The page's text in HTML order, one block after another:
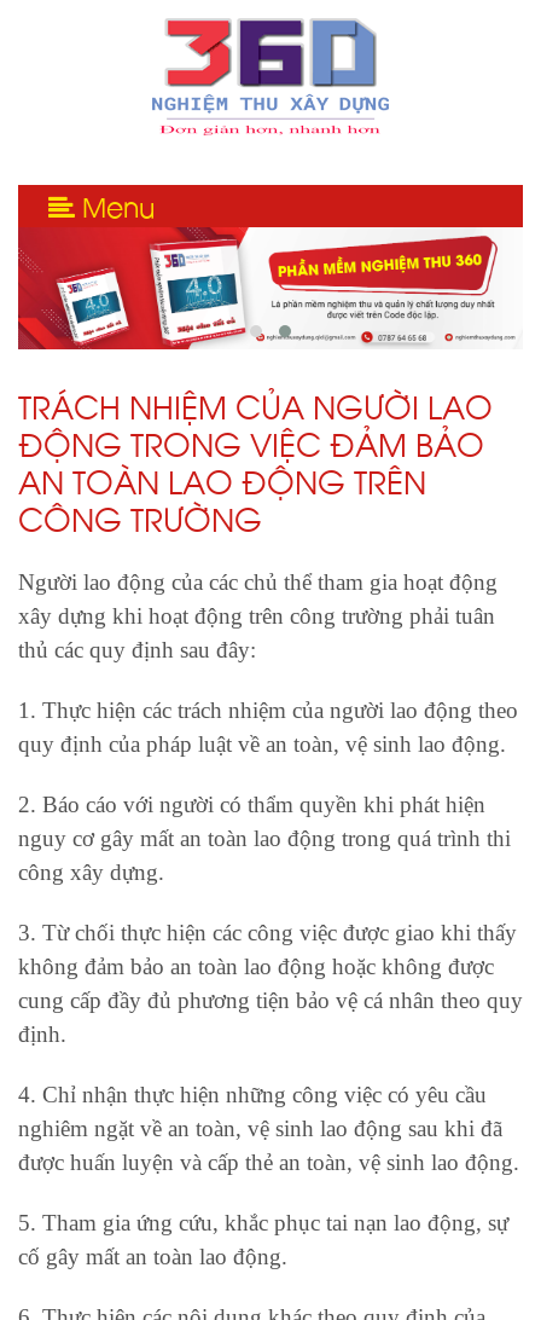
Menu
TRÁCH NHIỆM CỦA NGƯỜI LAO
ĐỘNG TRONG VIỆC ĐẢM BẢO
AN TOÀN LAO ĐỘNG TRÊN
CÔNG TRƯỜNG
Người lao động của các chủ thể tham gia hoạt động
xây dựng khi hoạt động trên công trường phải tuân
thủ các quy định sau đây:
1. Thực hiện các trách nhiệm của người lao động theo
quy định của pháp luật về an toàn, vệ sinh lao động.
2. Báo cáo với người có thẩm quyền khi phát hiện
nguy cơ gây mất an toàn lao động trong quá trình thi
công xây dựng.
3. Từ chối thực hiện các công việc được giao khi thấy
không đảm bảo an toàn lao động hoặc không được
cung cấp đầy đủ phương tiện bảo vệ cá nhân theo quy
định.
4. Chỉ nhận thực hiện những công việc có yêu cầu
nghiêm ngặt về an toàn, vệ sinh lao động sau khi đã
được huấn luyện và cấp thẻ an toàn, vệ sinh lao động.
5. Tham gia ứng cứu, khắc phục tai nạn lao động, sự
cố gây mất an toàn lao động.